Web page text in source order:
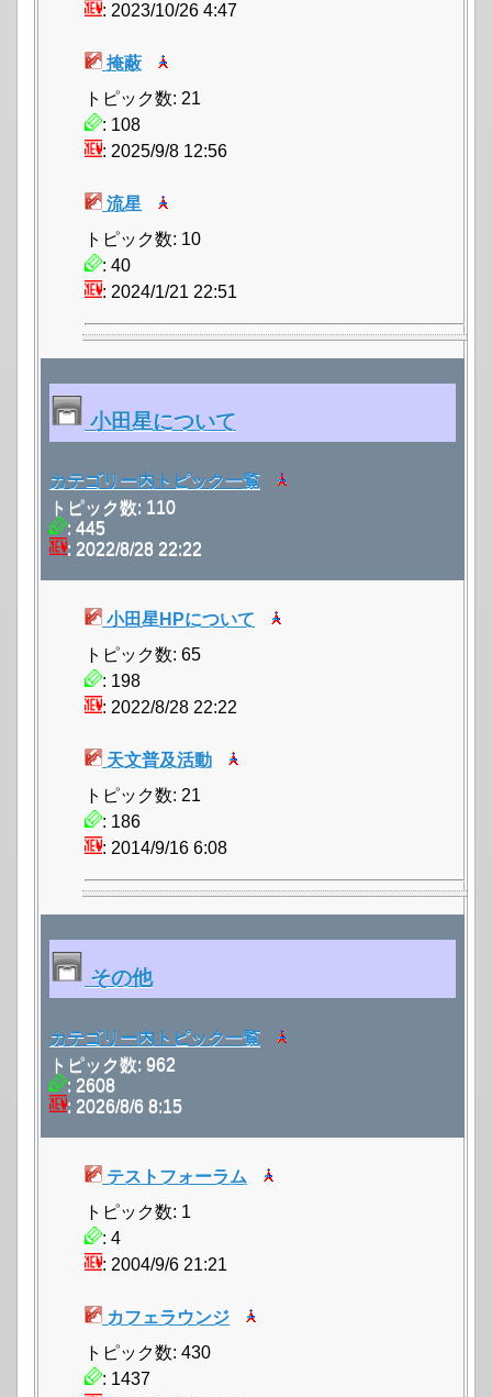
: 2023/10/26 4:47
掩蔽
トピック数: 21
: 108
: 2025/9/8 12:56
流星
トピック数: 10
: 40
: 2024/1/21 22:51
小田星について
カテゴリー内トピック一覧
トピック数: 110
: 445
: 2022/8/28 22:22
小田星HPについて
トピック数: 65
: 198
: 2022/8/28 22:22
天文普及活動
トピック数: 21
: 186
: 2014/9/16 6:08
その他
カテゴリー内トピック一覧
トピック数: 962
: 2608
: 2026/8/6 8:15
テストフォーラム
トピック数: 1
: 4
: 2004/9/6 21:21
カフェラウンジ
トピック数: 430
: 1437